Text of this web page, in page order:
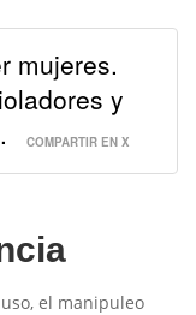
mujeres.
y
COMPARTIR EN X
el manipuleo